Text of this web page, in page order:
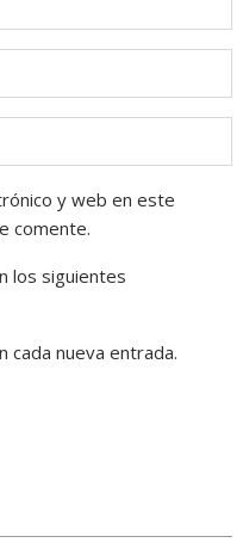
y web en este
comente.
los siguientes
cada nueva entrada.